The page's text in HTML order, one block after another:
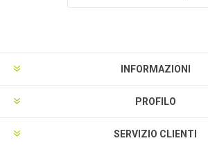
INFORMAZIONI
PROFILO
SERVIZIO CLIENTI